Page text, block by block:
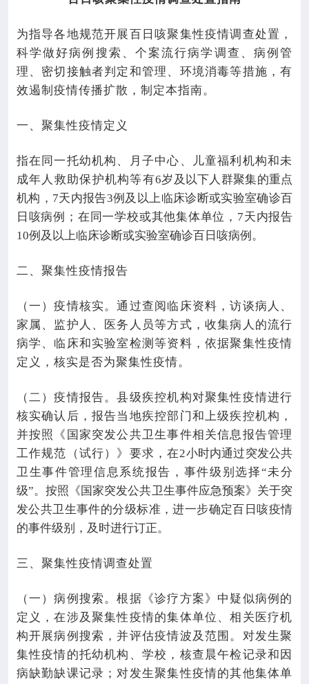
为指导各地规范开展百日咳聚集性疫情调查处置，
科学做好病例搜索、个案流行病学调查、病例管
理、密切接触者判定和管理、环境消毒等措施，有
效遏制疫情传播扩散，制定本指南。
一、聚集性疫情定义
指在同一托幼机构、月子中心、儿童福利机构和未
成年人救助保护机构等有6岁及以下人群聚集的重点
机构， 7天内报告3例及以上临床诊断或实验室确诊百
日咳病例；在同一学校或其他集体单位， 7天内报告
10例及以上临床诊断或实验室确诊百日咳病例。
二、聚集性疫情报告
（一）疫情核实。通过查阅临床资料，访谈病人、
家属、监护人、医务人员等方式，收集病人的流行
病学、临床和实验室检测等资料，依据聚集性疫情
定义，核实是否为聚集性疫情。
（二）疫情报告。县级疾控机构对聚集性疫情进行
核实确认后，报告当地疾控部门和上级疾控机构，
并按照《国家突发公共卫生事件相关信息报告管理
工作规范（试行）》要求，在2小时内通过突发公共
卫生事件管理信息系统报告，事件级别选择“未分
级”。按照《国家突发公共卫生事件应急预案》关于突
发公共卫生事件的分级标准，进一步确定百日咳疫情
的事件级别，及时进行订正。
三、聚集性疫情调查处置
（一）病例搜索。根据《诊疗方案》中疑似病例的
定义，在涉及聚集性疫情的集体单位、相关医疗机
构开展病例搜索，并评估疫情波及范围。对发生聚
集性疫情的托幼机构、学校，核查晨午检记录和因
病缺勤缺课记录；对发生聚集性疫情的其他集体单